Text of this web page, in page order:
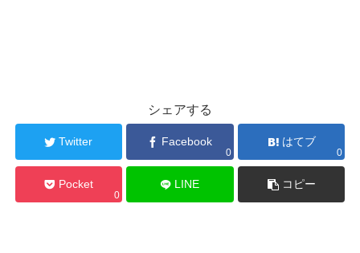
シェアする
Twitter Facebook
0
はてブ
0
Pocket
0
LINE コピー